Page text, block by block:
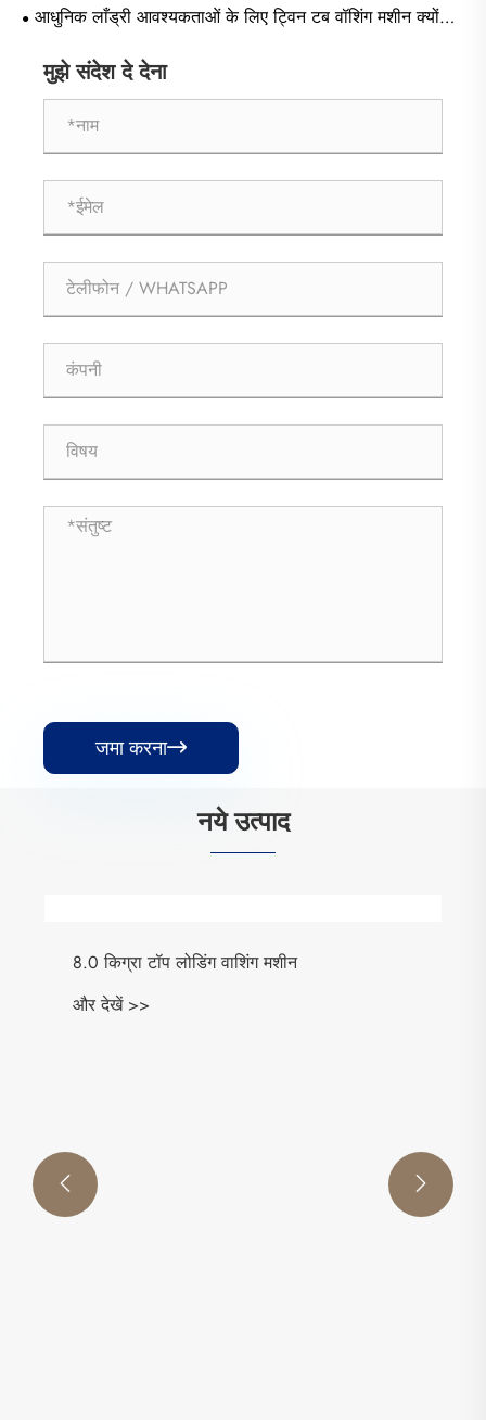
पॉइंट को वॉश केयर में वर्गीकृत किया गया है?
आधुनिक लाँड्री आवश्यकताओं के लिए ट्विन टब वॉशिंग मशीन क्यों
मुझे संदेश दे देना
जमा करना
नये उत्पाद
8.0 किग्रा टॉप लोडिंग वाशिंग मशीन
और देखें >>
 